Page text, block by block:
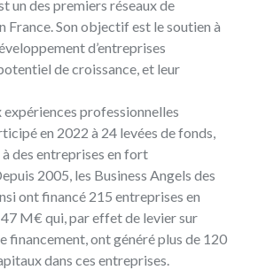
un des premiers réseaux de
France. Son objectif est le soutien à
d’entreprises
de croissance, et leur
expériences professionnelles
en 2022 à 24 levées de fonds,
des entreprises en fort
2005, les Business Angels des
ont financé 215 entreprises en
M€ qui, par effet de levier sur
financement, ont généré plus de 120
dans ces entreprises.